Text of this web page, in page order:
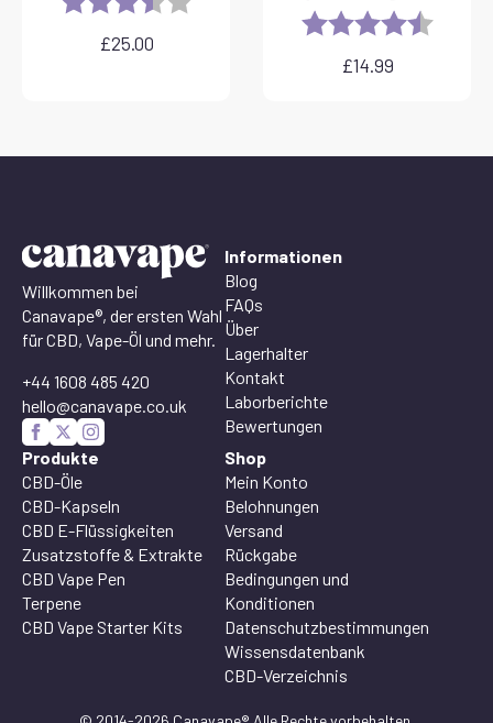
£25.00
Rating: 4.6 out
£14.99
Willkommen bei
Canavape®, der ersten Wahl
für CBD, Vape-Öl und mehr.
+44 1608 485 420
hello@canavape.co.uk
Informationen
Blog
FAQs
Über
Lagerhalter
Kontakt
Laborberichte
Bewertungen
Produkte
CBD-Öle
CBD-Kapseln
CBD E-Flüssigkeiten
Zusatzstoffe & Extrakte
CBD Vape Pen
Terpene
CBD Vape Starter Kits
Shop
Mein Konto
Belohnungen
Versand
Rückgabe
Bedingungen und
Konditionen
Datenschutzbestimmungen
Wissensdatenbank
CBD-Verzeichnis